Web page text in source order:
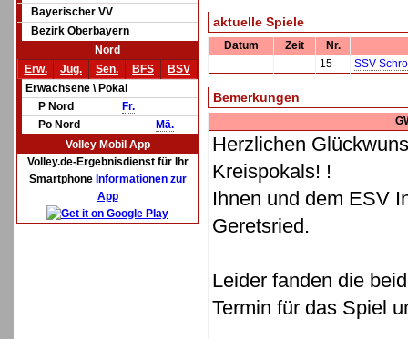
Bayerischer VV
Bezirk Oberbayern
Nord
Erw.
Jug. Sen. BFS
BSV
Erwachsene \ Pokal
P Nord
Fr.
Po Nord
Mä.
Volley Mobil App
Volley.de-Ergebnisdienst für Ihr
Smartphone Informationen zur
App
aktuelle Spiele
Datum Zeit
Nr.
15
SSV
Bemerkungen
Herzlichen
Kreispokals! !
Ihnen und dem ESV
Geretsried.
Leider fanden die
Termin für das Spiel